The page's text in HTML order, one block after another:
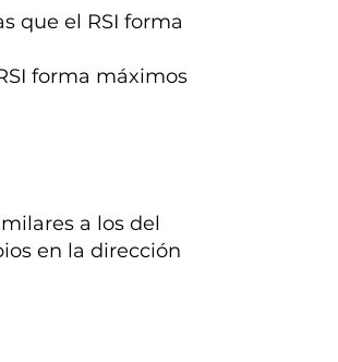
que el RSI forma
forma máximos
a los del
en la dirección